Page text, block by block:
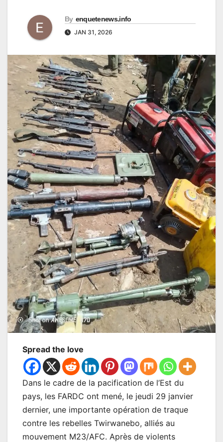
By enquetenews.info
JAN 31, 2026
Spread the love
Dans le cadre de la pacification de l’Est du
pays, les FARDC ont mené, le jeudi 29 janvier
dernier, une importante opération de traque
contre les rebelles Twirwanebo, alliés au
mouvement M23/AFC. Après de violents